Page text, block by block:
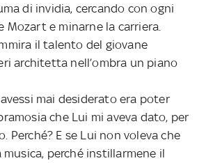
di invidia, cercando con ogni
Mozart e minarne la carriera.
il talento del giovane
architetta nell’ombra un piano
avessi mai desiderato era poter
che Lui mi aveva dato, per
Perché? E se Lui non voleva che
perché instillarmene il